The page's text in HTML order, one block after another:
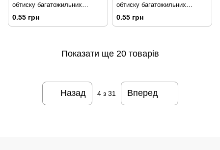
обтиску багатожильних
проводів
0.55 грн
обтиску багатожильних
проводів
0.55 грн
Показати ще 20 товарів
Назад 4з 31 Вперед